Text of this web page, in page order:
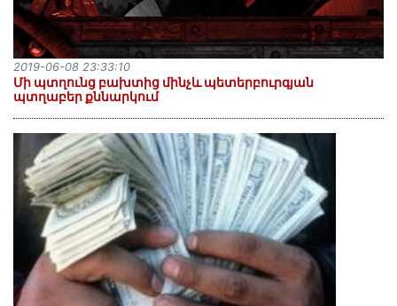
Մի պտղունց բախտից մինչև պետերբուրգյան
պտղաբեր քննարկում
2019-06-08 23:33:10